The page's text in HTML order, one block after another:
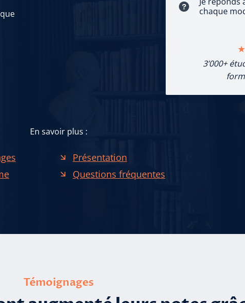
chaque
3’000+
★
En savoir plus :
Présentation
Questions fréquentes
Témoignages